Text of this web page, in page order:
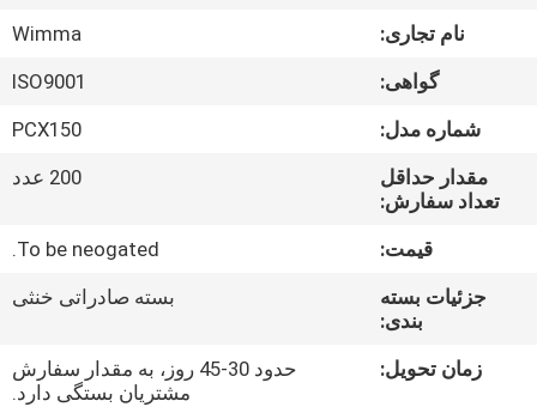
کارخانه
کنترل
نام تجاری:
Wimma
گواهی:
ISO9001
شماره مدل:
PCX150
مقدار حداقل
تعداد سفارش:
200 عدد
قیمت:
To be neogated.
جزئیات بسته
بندی:
بسته صادراتی خنثی
زمان تحویل:
حدود 30-45 روز، به مقدار سفارش
مشتریان بستگی دارد.